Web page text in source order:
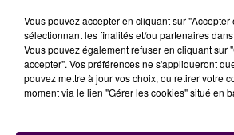
À LA UNE
7 août 2026
Gagnez vos pass pour le
Vous pouvez accepter en cliquant sur "Accepter
sélectionnant les finalités et/ou partenaires
Vous pouvez également refuser en cliquant sur
accepter". Vos préférences ne s'appliqueront
pouvez mettre à jour vos choix, ou retirer votre
moment via le lien "Gérer les cookies" situé en